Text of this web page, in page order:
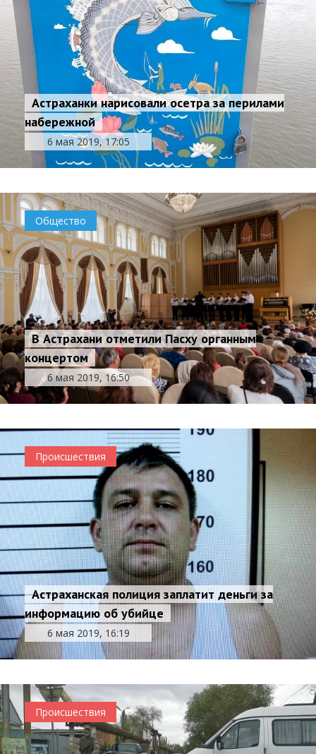
Астраханки нарисовали осетра за перилами
набережной
6 мая 2019, 17:05
Общество
В Астрахани отметили Пасху органным
концертом
6 мая 2019, 16:50
Происшествия
Астраханская полиция заплатит деньги за
информацию об убийце
6 мая 2019, 16:19
Происшествия